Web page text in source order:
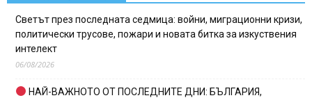
Светът през последната седмица: войни, миграционни кризи,
политически трусове, пожари и новата битка за изкуствения
интелект
06/08/2026
НАЙ-ВАЖНОТО ОТ ПОСЛЕДНИТЕ ДНИ: БЪЛГАРИЯ,